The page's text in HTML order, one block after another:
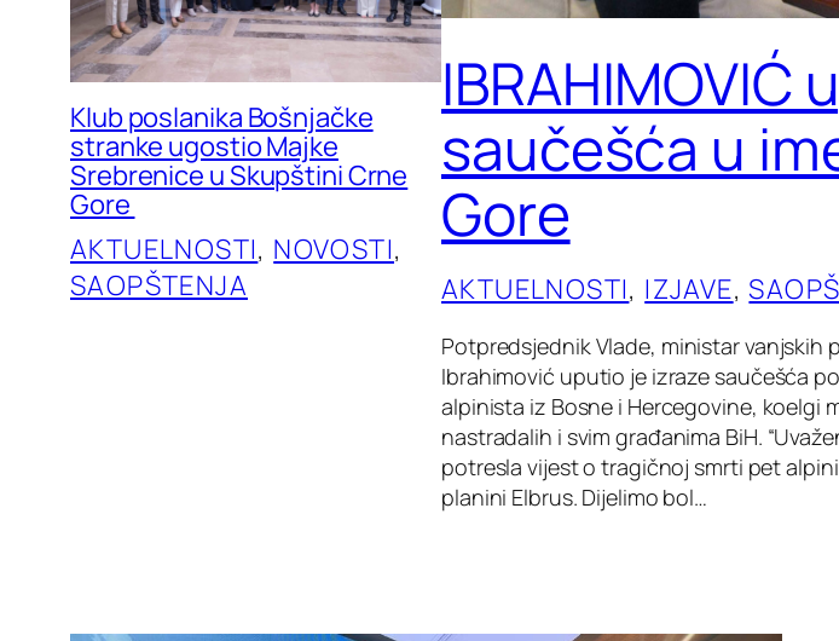
Klub poslanika Bošnjačke
stranke ugostio Majke
Srebrenice u Skupštini Crne
Gore
AKTUELNOSTI, NOVOSTI
SAOPŠTENJA
IBRAHIMOVIĆ
saučešća u
Gore
AKTUELNOSTI, IZJAVE,
Potpredsjednik Vlade, ministar vanjskih
Ibrahimović uputio je izraze saučešća
alpinista iz Bosne i Hercegovine, koelgi
nastradalih i svim građanima BiH.
potresla vijest o tragičnoj smrti pet
planini Elbrus. Dijelimo bol…